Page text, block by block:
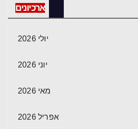
ארכיונים
יולי 2026
יוני 2026
מאי 2026
אפריל 2026